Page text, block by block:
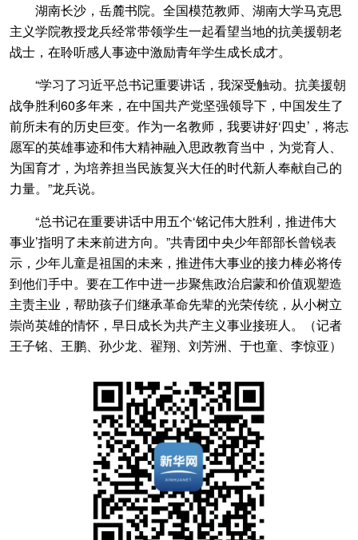
湖南长沙，岳麓书院。全国模范教师、湖南大学马克思
主义学院教授龙兵经常带领学生一起看望当地的抗美援朝老
战士，在聆听感人事迹中激励青年学生成长成才。
“学习了习近平总书记重要讲话，我深受触动。抗美援朝
战争胜利60多年来，在中国共产党坚强领导下，中国发生了
前所未有的历史巨变。作为一名教师，我要讲好‘四史’，将志
愿军的英雄事迹和伟大精神融入思政教育当中，为党育人、
为国育才，为培养担当民族复兴大任的时代新人奉献自己的
力量。”龙兵说。
“总书记在重要讲话中用五个‘铭记伟大胜利，推进伟大
事业’指明了未来前进方向。”共青团中央少年部部长曾锐表
示，少年儿童是祖国的未来，推进伟大事业的接力棒必将传
到他们手中。要在工作中进一步聚焦政治启蒙和价值观塑造
主责主业，帮助孩子们继承革命先辈的光荣传统，从小树立
崇尚英雄的情怀，早日成长为共产主义事业接班人。（记者
王子铭、王鹏、孙少龙、翟翔、刘芳洲、于也童、李惊亚）